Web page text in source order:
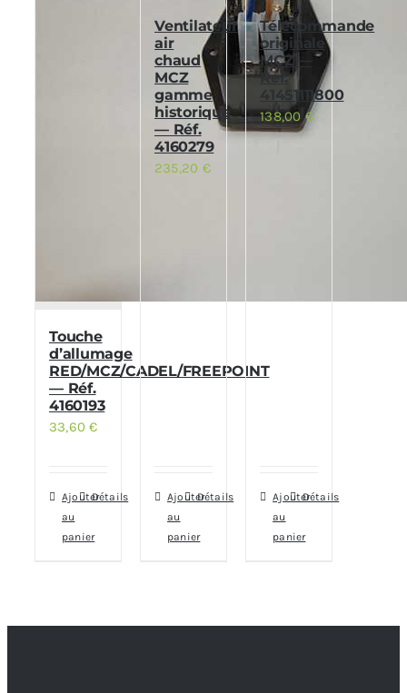
Touche
d’allumage
RED/MCZ/CADEL/FREEPOINT
— Réf.
4160193
33,60€
Ajouter
au
panier
Détails
Ventilateur
air
chaud
MCZ
gamme
historique
— Réf.
4160279
235,20 €
Ajouter
au
panier
Détails
Télécommande
originale
MCZ —
Réf.
41451111800
138,00€
Ajouter
au
panier
Détails